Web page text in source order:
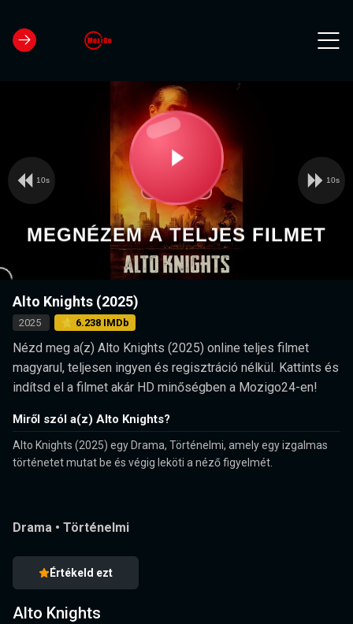
loading.
Play
Video
10s 10s
MEGNÉZEM A TELJES FILMET
Alto Knights (2025)
2025 ⭐ 6.238 IMDb
Nézd meg a(z) Alto Knights (2025) online teljes filmet
magyarul, teljesen ingyen és regisztráció nélkül. Kattints és
indítsd el a filmet akár HD minőségben a Mozigo24-en!
Miről szól a(z) Alto Knights?
Alto Knights (2025) egy Drama, Történelmi, amely egy izgalmas
történetet mutat be és végig leköti a néző figyelmét.
Drama • Történelmi
Értékeld ezt
Alto Knights